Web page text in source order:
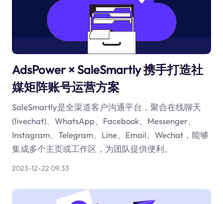
AdsPower × SaleSmartly 携手打造社
媒矩阵账号运营方案
SaleSmartly是全渠道客户沟通平台，聚合在线聊天
(livechat)、WhatsApp、Facebook、Messenger、
Instagram、Telegram、Line、Email、Wechat，能够
集成多个主页或工作区，为团队提供便利。
2023-12-22 09:33